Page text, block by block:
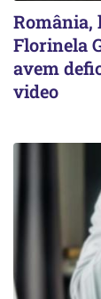
România,
Florinela
avem
video